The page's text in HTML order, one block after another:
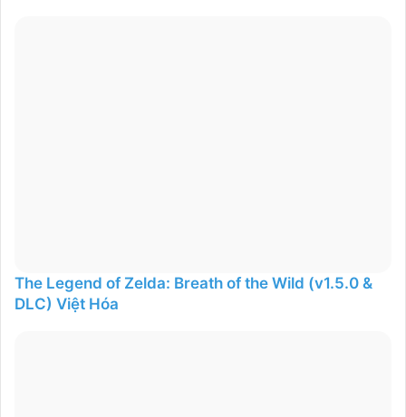
The Legend of Zelda: Breath of the Wild (v1.5.0 &
DLC) Việt Hóa